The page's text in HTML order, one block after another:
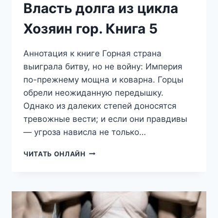
Власть долга из цикла
Хозяин гор. Книга 5
Аннотация к книге Горная страна
выиграла битву, но не войну: Империя
по-прежнему мощна и коварна. Горцы
обрели неожиданную передышку.
Однако из далеких степей доносятся
тревожные вести; и если они правдивы
— угроза нависла не только…
ЧИТАТЬ ОНЛАЙН ВЛАСТЬ
ХОЗЯИН
ГОР.
КНИГА